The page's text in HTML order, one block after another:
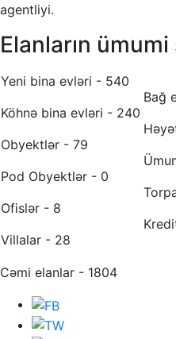
agentliyi.
Elanların
Yeni bina evləri - 540
Köhnə bina evləri - 240
Obyektlər - 79
Pod Obyektlər - 0
Ofislər - 8
Villalar - 28
Bağ
Cəmi elanlar - 1804